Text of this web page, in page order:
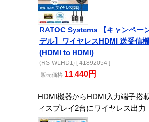
RATOC Systems 【キャンペー
デル】ワイヤレスHDMI 送受信
(HDMI to HDMI)
(RS-WLHD1) [ 41892054 ]
販売価格 11,440円
HDMI機器からHDMI入力端子搭
ィスプレイ2台にワイヤレス出力